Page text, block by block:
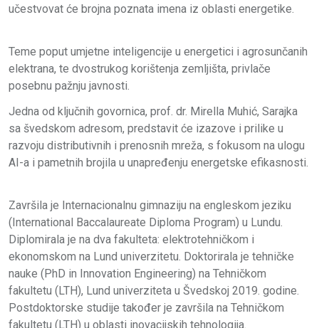
učestvovat će brojna poznata imena iz oblasti energetike.
Teme poput umjetne inteligencije u energetici i agrosunčanih
elektrana, te dvostrukog korištenja zemljišta, privlače
posebnu pažnju javnosti.
Jedna od ključnih govornica, prof. dr. Mirella Muhić, Sarajka
sa švedskom adresom, predstavit će izazove i prilike u
razvoju distributivnih i prenosnih mreža, s fokusom na ulogu
AI-a i pametnih brojila u unapređenju energetske efikasnosti.
Završila je Internacionalnu gimnaziju na engleskom jeziku
(International Baccalaureate Diploma Program) u Lundu.
Diplomirala je na dva fakulteta: elektrotehničkom i
ekonomskom na Lund univerzitetu. Doktorirala je tehničke
nauke (PhD in Innovation Engineering) na Tehničkom
fakultetu (LTH), Lund univerziteta u Švedskoj 2019. godine.
Postdoktorske studije također je završila na Tehničkom
fakultetu (LTH) u oblasti inovacijskih tehnologija.